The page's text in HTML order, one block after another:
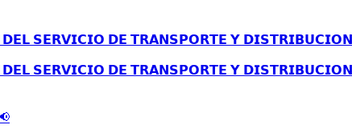
𝗦𝗘𝗥𝗩𝗜𝗖𝗜𝗢 𝗗𝗘 𝗧𝗥𝗔𝗡𝗦𝗣𝗢𝗥𝗧𝗘 𝗬
𝗦𝗘𝗥𝗩𝗜𝗖𝗜𝗢 𝗗𝗘 𝗧𝗥𝗔𝗡𝗦𝗣𝗢𝗥𝗧𝗘 𝗬